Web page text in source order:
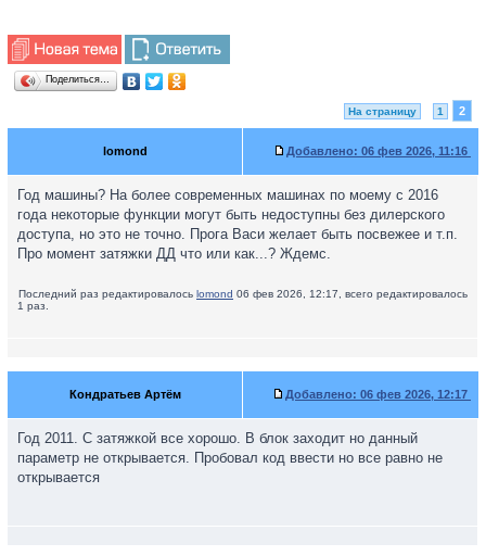
Поделиться…
На страницу 1 2
lomond Добавлено: 06 фев 2026, 11:16
Год машины? На более современных машинах по моему с 2016
года некоторые функции могут быть недоступны без дилерского
доступа, но это не точно. Прога Васи желает быть посвежее и т.п.
Про момент затяжки ДД что или как...? Ждемс.
Последний раз редактировалось lomond 06 фев 2026, 12:17, всего редактировалось
1 раз.
Кондратьев Артём Добавлено: 06 фев 2026, 12:17
Год 2011. С затяжкой все хорошо. В блок заходит но данный
параметр не открывается. Пробовал код ввести но все равно не
открывается